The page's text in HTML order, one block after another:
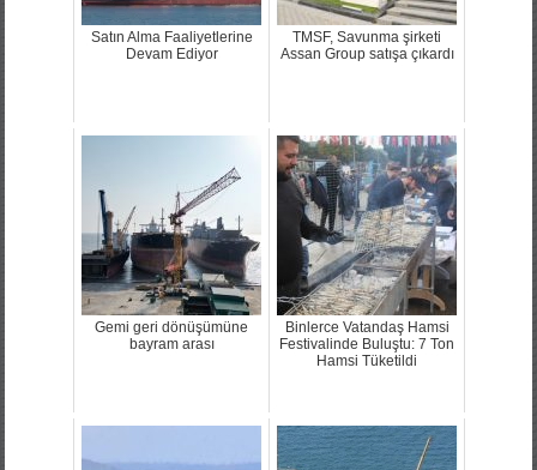
Satın Alma Faaliyetlerine
Devam Ediyor
TMSF, Savunma şirketi
Assan Group satışa çıkardı
Gemi geri dönüşümüne
bayram arası
Binlerce Vatandaş Hamsi
Festivalinde Buluştu: 7 Ton
Hamsi Tüketildi